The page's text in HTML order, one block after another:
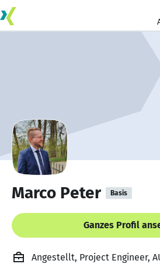
Marco Peter Basis
Ganzes Profil
Angestellt, Project Engineer,